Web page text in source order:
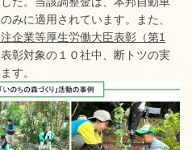
みに適用されています。また、
企業等厚生労働大臣表彰（第1
彰対象の１０社中、断トツの実
す。